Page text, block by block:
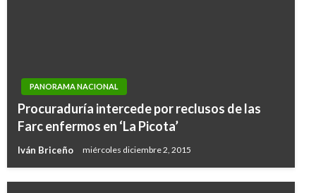
PANORAMA NACIONAL
Procuraduría intercede por reclusos de las
Farc enfermos en ‘La Picota’
Iván Briceño miércoles diciembre 2, 2015